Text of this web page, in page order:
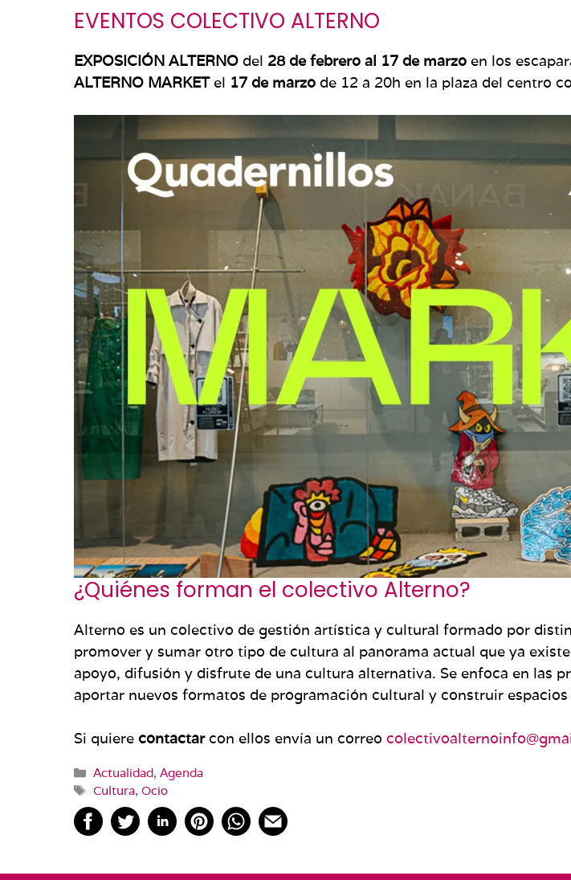
EVENTOS COLECTIVO ALTERNO
EXPOSICIÓN ALTERNO del 28 de febrero al 17 de marzo en los
ALTERNO MARKETel 17 de marzo de 12 a 20h en la plaza del centro
¿Quiénes forman el colectivo Alterno?
Alterno es un colectivo de gestión artística y cultural formado por
promover y sumar otro tipo de cultura al panorama actual que ya
apoyo, difusión y disfrute de una cultura alternativa. Se enfoca en las
aportar nuevos formatos de programación cultural y construir
Si quiere contactarcon ellos envía un correo
Categorías
Actualidad,Agenda
Etiquetas
Cultura,Ocio